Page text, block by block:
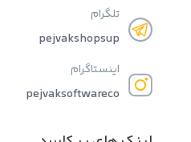
تلگرام
pejvakshopsup
اینستاگرام
pejvaksoftwareco